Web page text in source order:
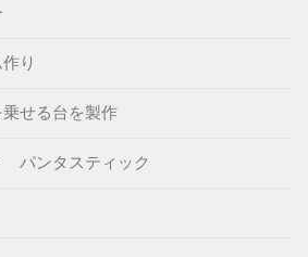
り
せる台を製作
パンタスティック